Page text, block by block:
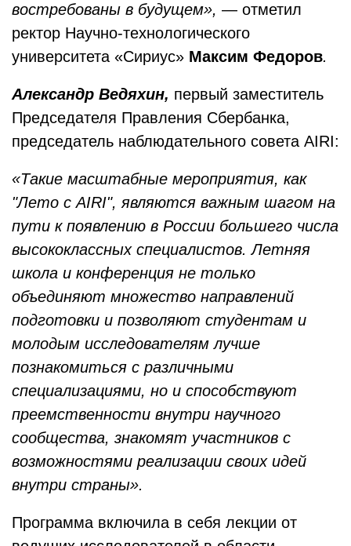
востребованы в будущем», — отметил
ректор Научно-технологического
университета «Сириус» Максим Федоров.
Александр Ведяхин, первый заместитель
Председателя Правления Сбербанка,
председатель наблюдательного совета AIRI:
«Такие масштабные мероприятия, как
ʺЛето с AIRIʺ, являются важным шагом на
пути к появлению в России большего числа
высококлассных специалистов. Летняя
школа и конференция не только
объединяют множество направлений
подготовки и позволяют студентам и
молодым исследователям лучше
познакомиться с различными
специализациями, но и способствуют
преемственности внутри научного
сообщества, знакомят участников с
возможностями реализации своих идей
внутри страны».
Программа включила в себя лекции от